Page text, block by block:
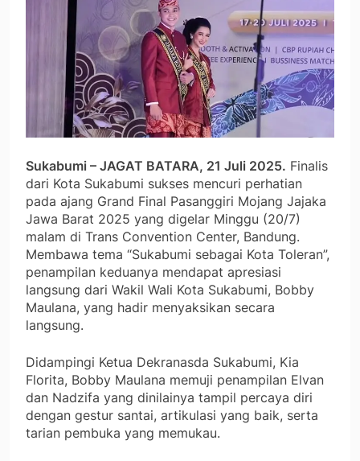
Sukabumi – JAGAT BATARA, 21 Juli 2025. Finalis
dari Kota Sukabumi sukses mencuri perhatian
pada ajang Grand Final Pasanggiri Mojang Jajaka
Jawa Barat 2025 yang digelar Minggu (20/7)
malam di Trans Convention Center, Bandung.
Membawa tema “Sukabumi sebagai Kota Toleran”,
penampilan keduanya mendapat apresiasi
langsung dari Wakil Wali Kota Sukabumi, Bobby
Maulana, yang hadir menyaksikan secara
langsung.
Didampingi Ketua Dekranasda Sukabumi, Kia
Florita, Bobby Maulana memuji penampilan Elvan
dan Nadzifa yang dinilainya tampil percaya diri
dengan gestur santai, artikulasi yang baik, serta
tarian pembuka yang memukau.